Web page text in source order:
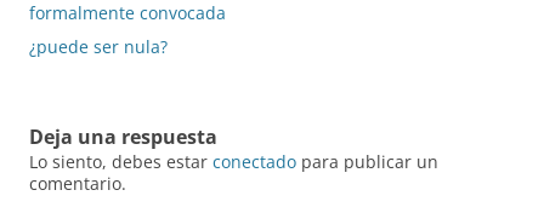
formalmente convocada
¿puede ser nula?
Deja una respuesta
Lo siento, debes estar conectado para publicar un
comentario.